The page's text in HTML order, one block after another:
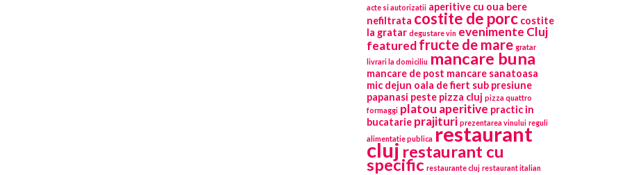
acte si autorizatii aperitive cu oua bere
nefiltrata costite de porc costite
la gratar degustare vin evenimente Cluj
featuredfructe de mare gratar
livrari la domiciliu mancare buna
mancare de post mancare sanatoasa
mic dejun oala de fiert sub presiune
papanasi peste pizza cluj pizza quattro
formaggi platou aperitive practic in
bucatarie prajituri prezentarea vinului reguli
alimentatie publica restaurant
clujrestaurant cu
specific restaurante cluj restaurant italian